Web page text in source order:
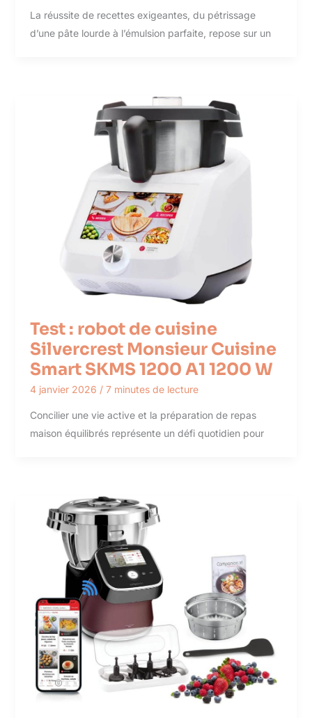
La réussite de recettes exigeantes, du pétrissage
d’une pâte lourde à l’émulsion parfaite, repose sur un
Test : robot de cuisine
Silvercrest Monsieur Cuisine
Smart SKMS 1200 A1 1200 W
4 janvier 2026 / 7 minutes de lecture
Concilier une vie active et la préparation de repas
maison équilibrés représente un défi quotidien pour